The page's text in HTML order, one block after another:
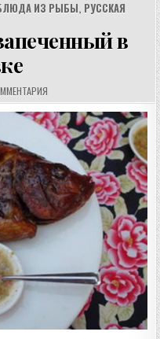
ИЗ РЫБЫ, РУССКАЯ
в